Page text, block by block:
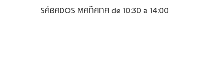
SÁBADOS MAÑANA de 10:30 a 14:00